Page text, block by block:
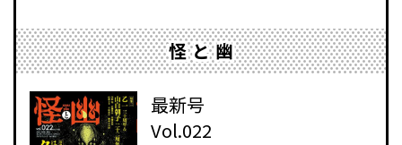
怪と幽
最新号
Vol.022